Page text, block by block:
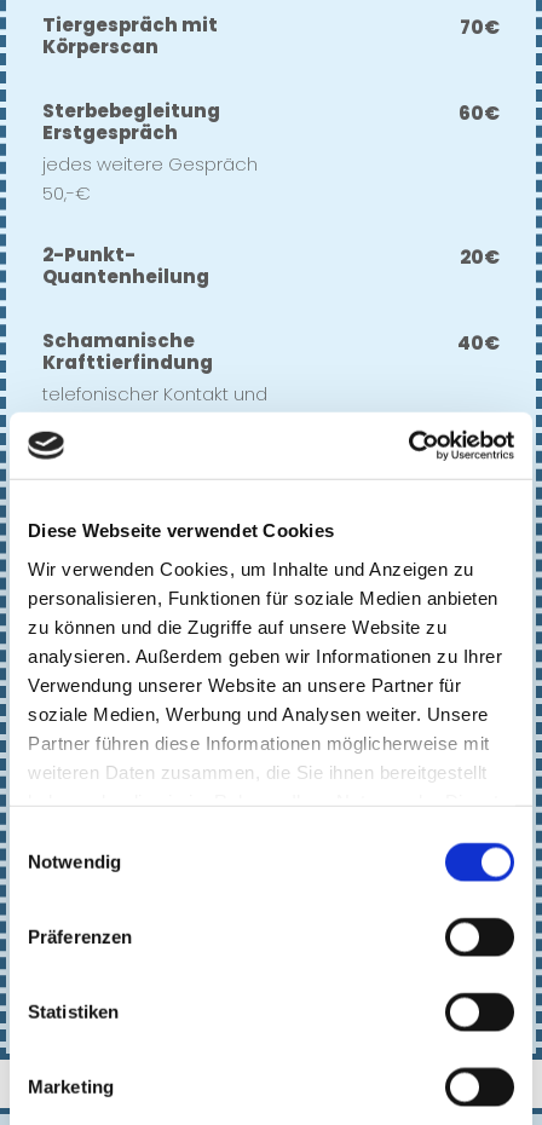
Diese Webseite verwendet Cookies
Wir verwenden Cookies, um Inhalte und Anzeigen zu
personalisieren, Funktionen für soziale Medien anbieten
zu können und die Zugriffe auf unsere Website zu
analysieren. Außerdem geben wir Informationen zu Ihrer
Verwendung unserer Website an unsere Partner für
soziale Medien, Werbung und Analysen weiter. Unsere
Partner führen diese Informationen möglicherweise mit
weiteren Daten zusammen, die Sie ihnen bereitgestellt
Notwendig
Präferenzen
Statistiken
Marketing
Tiergespräch mit
Körperscan
70€
Sterbebegleitung
Erstgespräch
60€
jedes weitere Gespräch
50,-€
2-Punkt-
Quantenheilung
20€
Schamanische
Krafttierfindung
40€
telefonischer Kontakt und
Botschaft des Krafttieres
Praxis
nur zusammen mit
Tierbesitzer möglich
Tierkinesiologie online
60€
nur zusammen mit
Tierbesitzer möglich
Tierkinesiologie
Zuhause
60€ +
Anfahrt
Tierbesitzer möglich
Anfahrt
0,35€ pro
Kilometer